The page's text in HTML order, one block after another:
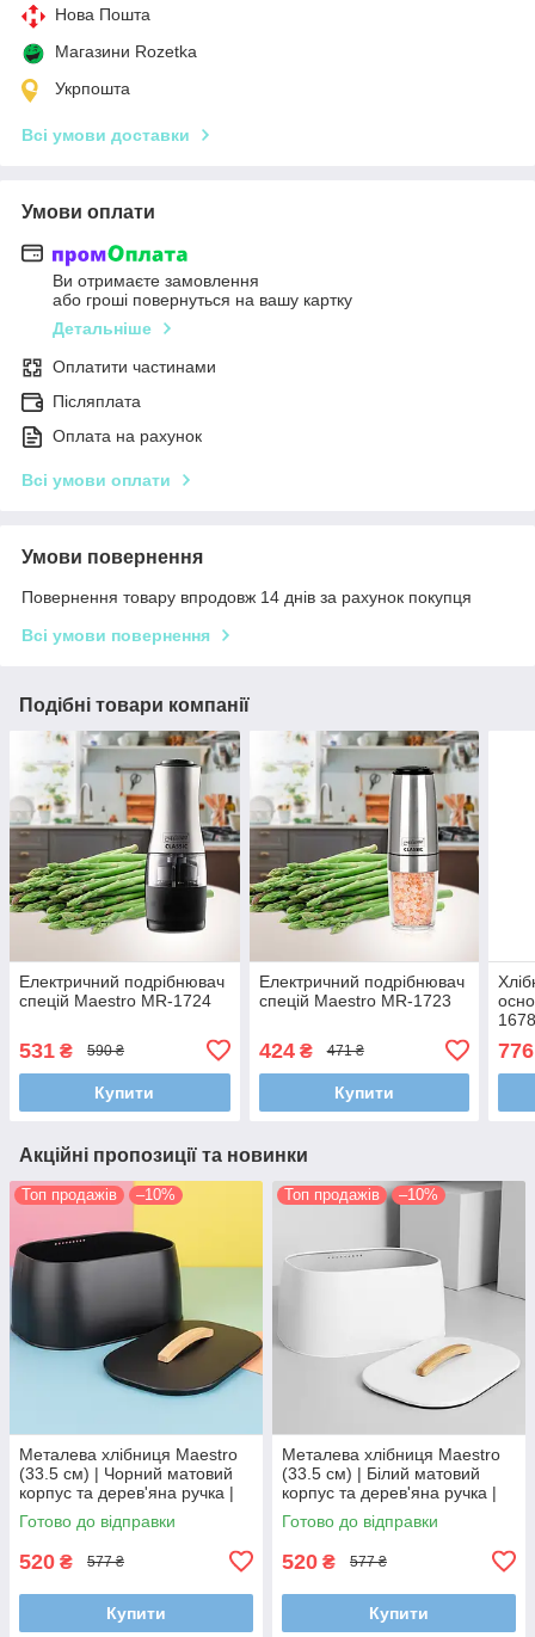
Нова Пошта
Магазини Rozetka
Укрпошта
Всі умови доставки
Умови оплати
Ви отримаєте замовлення
або гроші повернуться на вашу картку
Детальніше
Оплатити частинами
Післяплата
Оплата на рахунок
Всі умови оплати
Умови повернення
Повернення товару впродовж 14 днів за рахунок покупця
Всі умови повернення
Подібні товари компанії
Електричний подрібнювач
спецій Maestro MR-1724
531 ₴ 590 ₴
Купити
Електричний подрібнювач
спецій Maestro MR-1723
424₴ 471 ₴
Купити
776
Акційні пропозиції та новинки
Топ продажів –10%
Металева хлібниця Maestro
(33.5 см) | Чорний матовий
корпус та дерев'яна ручка |
Ергономічний дизайн
Готово до відправки
520 ₴ 577 ₴
Купити
Топ продажів –10%
Металева хлібниця Maestro
(33.5 см) | Білий матовий
корпус та дерев'яна ручка |
Ергономічний дизайн
Готово до відправки
520 ₴ 577 ₴
Купити